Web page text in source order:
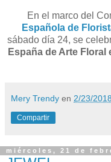
En el marco del
Española de
sábado día 24, se
España de Arte
Mery Trendy en 2/23/2018
Compartir
miércoles, 21 de